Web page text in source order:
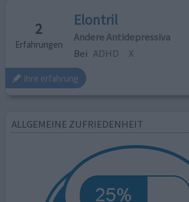
2
Erfahrungen
Elontril
Andere Antidepressiva
Bei ADHD X
ihre erfahrung
ALLGEMEINE ZUFRIEDENHEIT